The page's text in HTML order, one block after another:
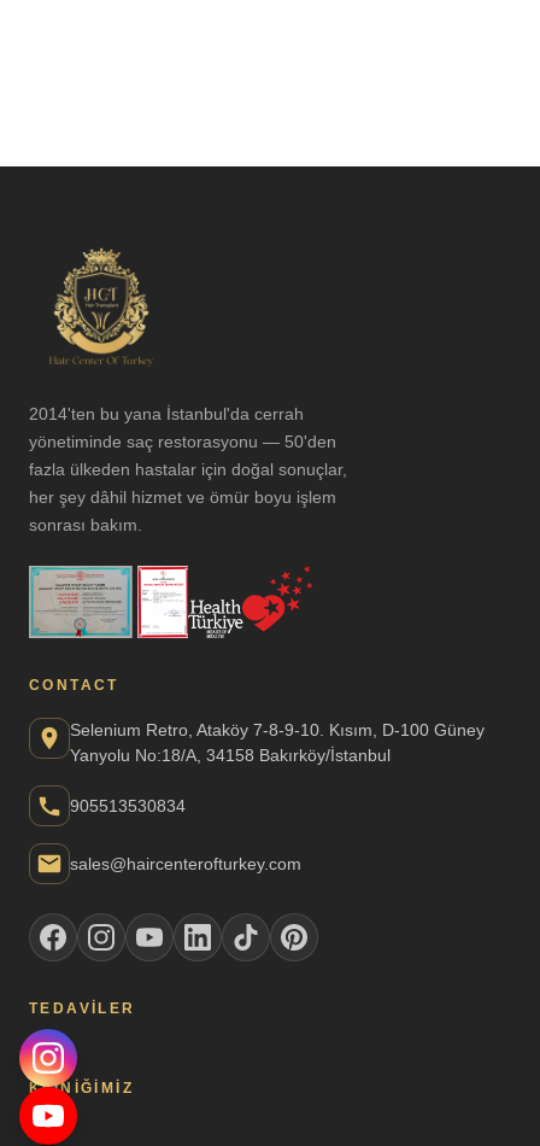
2014'ten bu yana İstanbul'da cerrah
yönetiminde saç restorasyonu — 50'den
fazla ülkeden hastalar için doğal sonuçlar,
her şey dâhil hizmet ve ömür boyu işlem
sonrası bakım.
CONTACT
Selenium Retro, Ataköy 7-8-9-10. Kısım, D-100 Güney
Yanyolu No:18/A, 34158 Bakırköy/İstanbul
905513530834
sales@haircenterofturkey.com
TEDAVILER
KLINIĞIMIZ